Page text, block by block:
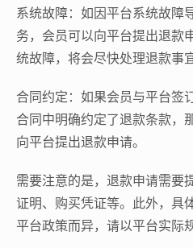
系统故障：如因平台系统故障
务，会员可以向平台提出退款
统故障，将会尽快处理退款事宜
合同约定：如果会员与平台签
合同中明确约定了退款条款，
向平台提出退款申请。
需要注意的是，退款申请需要
证明、购买凭证等。此外，具
平台政策而异，请以平台实际